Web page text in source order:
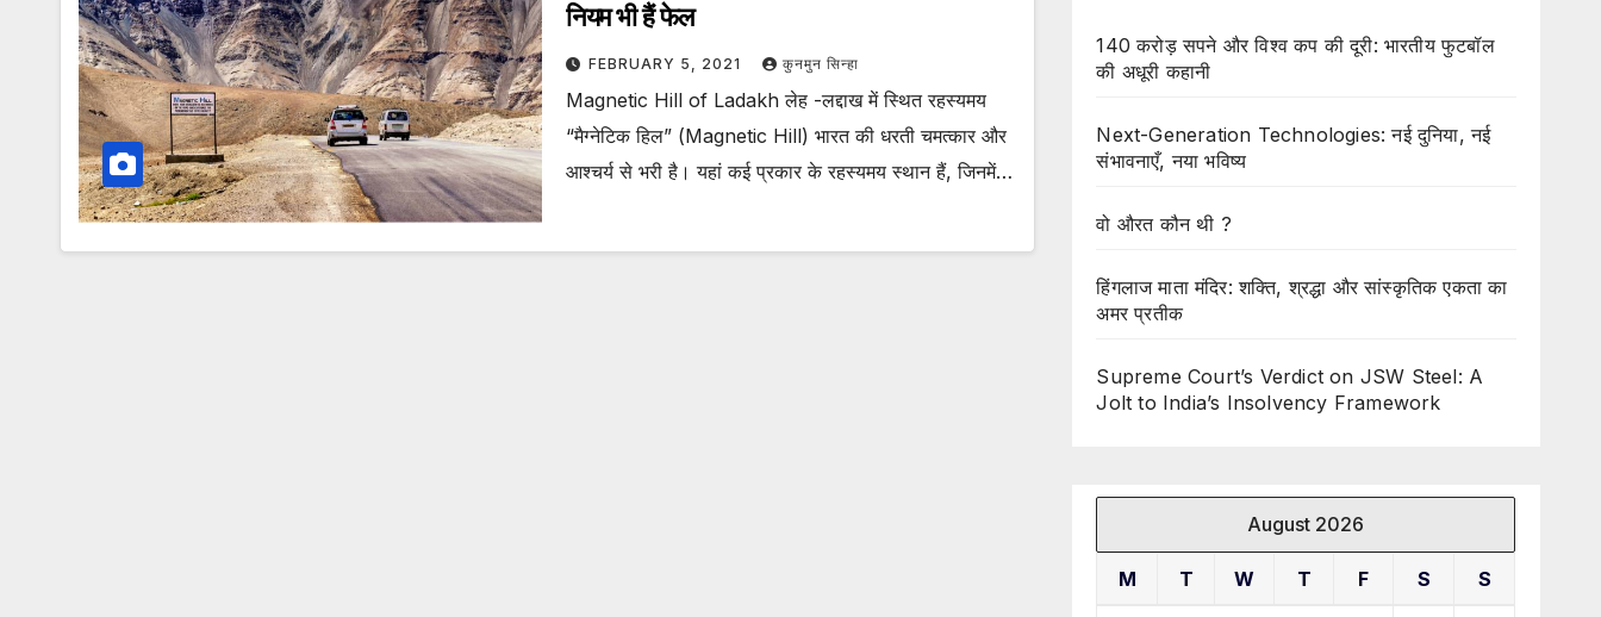
नियम भी हैं फेल
FEBRUARY 5, 2021 कुनमुन सिन्हा
Magnetic Hill of Ladakh लेह -लद्दाख में स्थित रहस्यमय
“मैग्नेटिक हिल” (Magnetic Hill) भारत की धरती चमत्कार और
आश्चर्य से भरी है। यहां कई प्रकार के रहस्यमय स्थान हैं, जिनमें…
140 करोड़ सपने और विश्व कप की दूरी: भारतीय फुटबॉल
की अधूरी कहानी
Next-Generation Technologies: नई दुनिया, नई
संभावनाएँ, नया भविष्य
वो औरत कौन थी ?
हिंगलाज माता मंदिर: शक्ति, श्रद्धा और सांस्कृतिक एकता का
अमर प्रतीक
Supreme Court’s Verdict on JSW Steel: A
Jolt to India’s Insolvency Framework
August 2026
M T W T F S S